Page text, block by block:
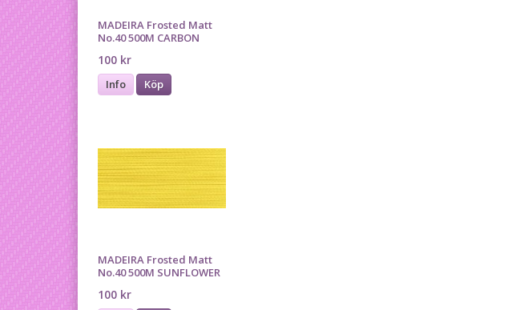
MADEIRA Frosted Matt
No.40 500M CARBON
100 kr
Info Köp
MADEIRA Frosted Matt
No.40 500M SUNFLOWER
100 kr